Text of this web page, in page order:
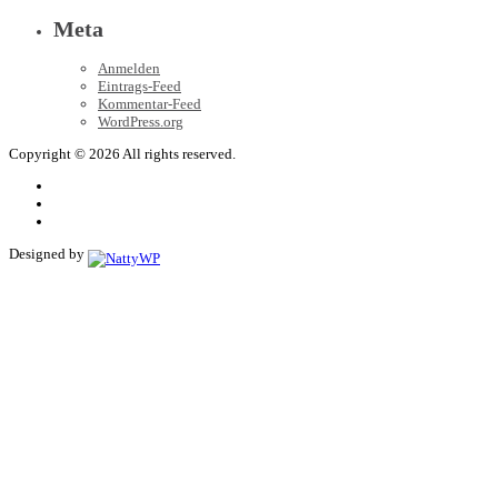
Meta
Anmelden
Eintrags-Feed
Kommentar-Feed
WordPress.org
Copyright © 2026 All rights reserved.
Designed by